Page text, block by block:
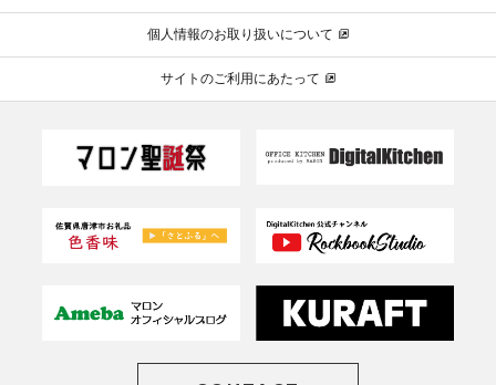
個人情報のお取り扱いについて
サイトのご利用にあたって